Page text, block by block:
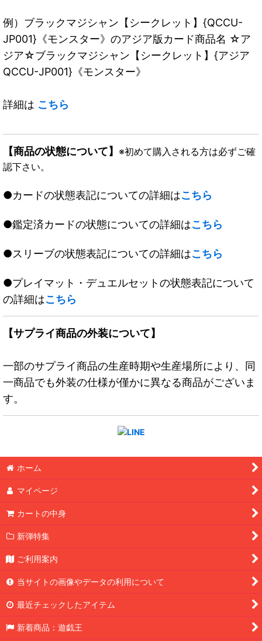
例）ブラックマジシャン【シークレット】{QCCU-
JP001}《モンスター》のアジア版カード商品名 ☆ア
ジア☆ブラックマジシャン【シークレット】{アジア
QCCU-JP001}《モンスター》
詳細は こちら
【商品の状態について】 ※初めて購入される方は必ずご確
認下さい。
●カードの状態表記についての詳細はこちら
●鑑定済カードの状態についての詳細はこちら
●スリーブの状態表記についての詳細はこちら
●プレイマット・デュエルセットの状態表記について
の詳細はこちら
【サプライ商品の外装について】
一部のサプライ商品の生産時期や生産場所により、同
一商品でも外装の仕様が僅かに異なる商品がございま
す。
ホーム
マイページ
カートの中身
新弾特集
ご利用案内
当サイトの画像やデータの利用について
最近チェックしたアイテム
新着商品：遊戯王